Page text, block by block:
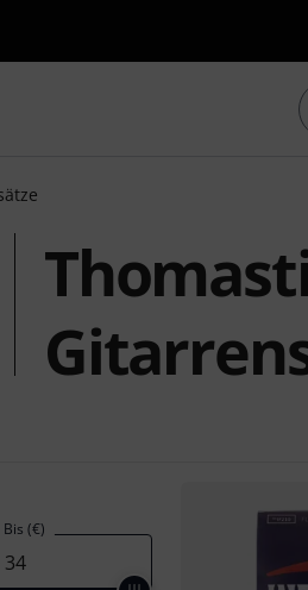
Bis (€)